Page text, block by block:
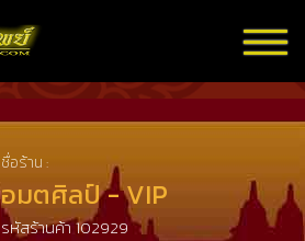
ชื่อร้าน :
อมตศิลป์ - VIP
รหัสร้านค้า 102929